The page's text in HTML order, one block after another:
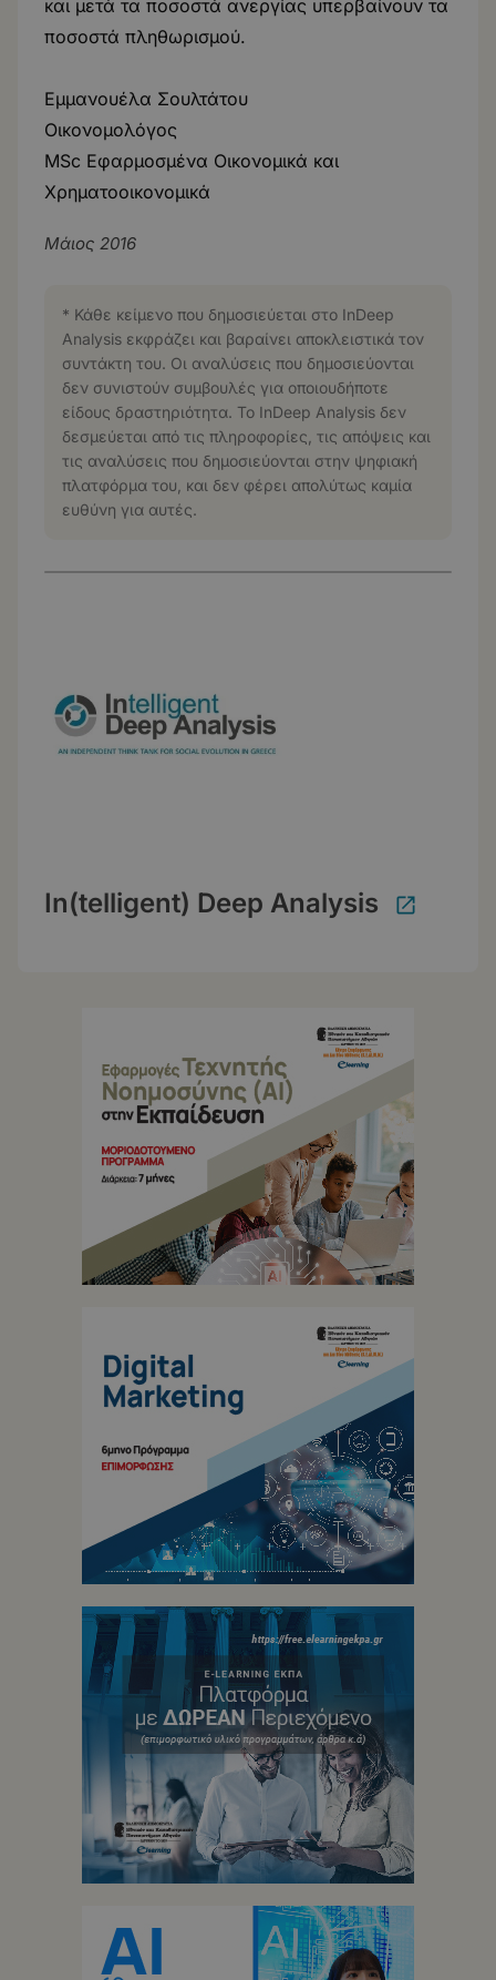
και μετά τα ποσοστά ανεργίας υπερβαίνουν τα
ποσοστά πληθωρισμού.
Εμμανουέλα Σουλτάτου
Οικονομολόγος
MSc Εφαρμοσμένα Οικονομικά και
Χρηματοοικονομικά
Μάιος 2016
* Κάθε κείμενο που δημοσιεύεται στο InDeep
Analysis εκφράζει και βαραίνει αποκλειστικά τον
συντάκτη του. Οι αναλύσεις που δημοσιεύονται
δεν συνιστούν συμβουλές για οποιουδήποτε
είδους δραστηριότητα. Το InDeep Analysis δεν
δεσμεύεται από τις πληροφορίες, τις απόψεις και
τις αναλύσεις που δημοσιεύονται στην ψηφιακή
πλατφόρμα του, και δεν φέρει απολύτως καμία
ευθύνη για αυτές.
In(telligent) Deep Analysis